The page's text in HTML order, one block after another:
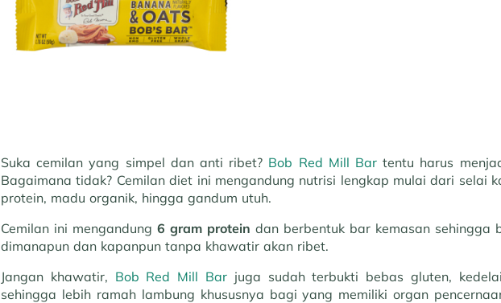
Suka cemilan yang simpel dan anti ribet? Bob Red Mill Bar tentu harus
Bagaimana tidak? Cemilan diet ini mengandung nutrisi lengkap mulai dari selai
protein, madu organik, hingga gandum utuh.
Cemilan ini mengandung 6 gram protein dan berbentuk bar kemasan sehingga
dimanapun dan kapanpun tanpa khawatir akan ribet.
Jangan khawatir, Bob Red Mill Barjuga sudah terbukti bebas gluten,
sehingga lebih ramah lambung khususnya bagi yang memiliki organ